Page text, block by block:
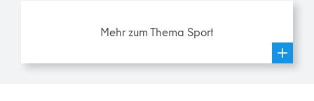
Mehr zum Thema Sport